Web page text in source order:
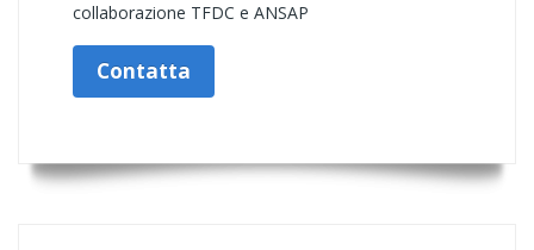
collaborazione TFDC e ANSAP
Contatta